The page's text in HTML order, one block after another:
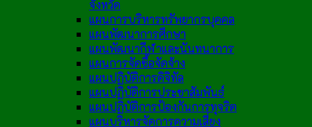
จังหวัด
แผนการบริหารทรัพยากรบุคคล
แผนพัฒนาการศึกษา
แผนพัฒนากีฬาและนันทนาการ
แผนการจัดซื้อจัดจ้าง
แผนปฏิบัติการดิจิทัล
แผนปฏิบัติการประชาสัมพันธ์
แผนปฏิบัติการป้องกันการทุจริต
แผนบริหารจัดการความเสี่ยง